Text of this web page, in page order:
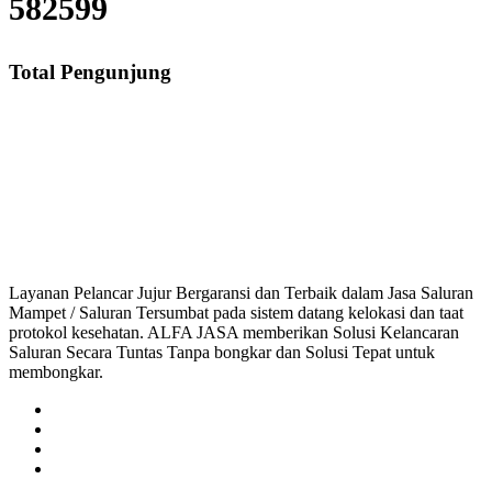
582599
Total Pengunjung
Layanan Pelancar Jujur Bergaransi dan Terbaik dalam Jasa Saluran
Mampet / Saluran Tersumbat pada sistem datang kelokasi dan taat
protokol kesehatan. ALFA JASA memberikan Solusi Kelancaran
Saluran Secara Tuntas Tanpa bongkar dan Solusi Tepat untuk
membongkar.